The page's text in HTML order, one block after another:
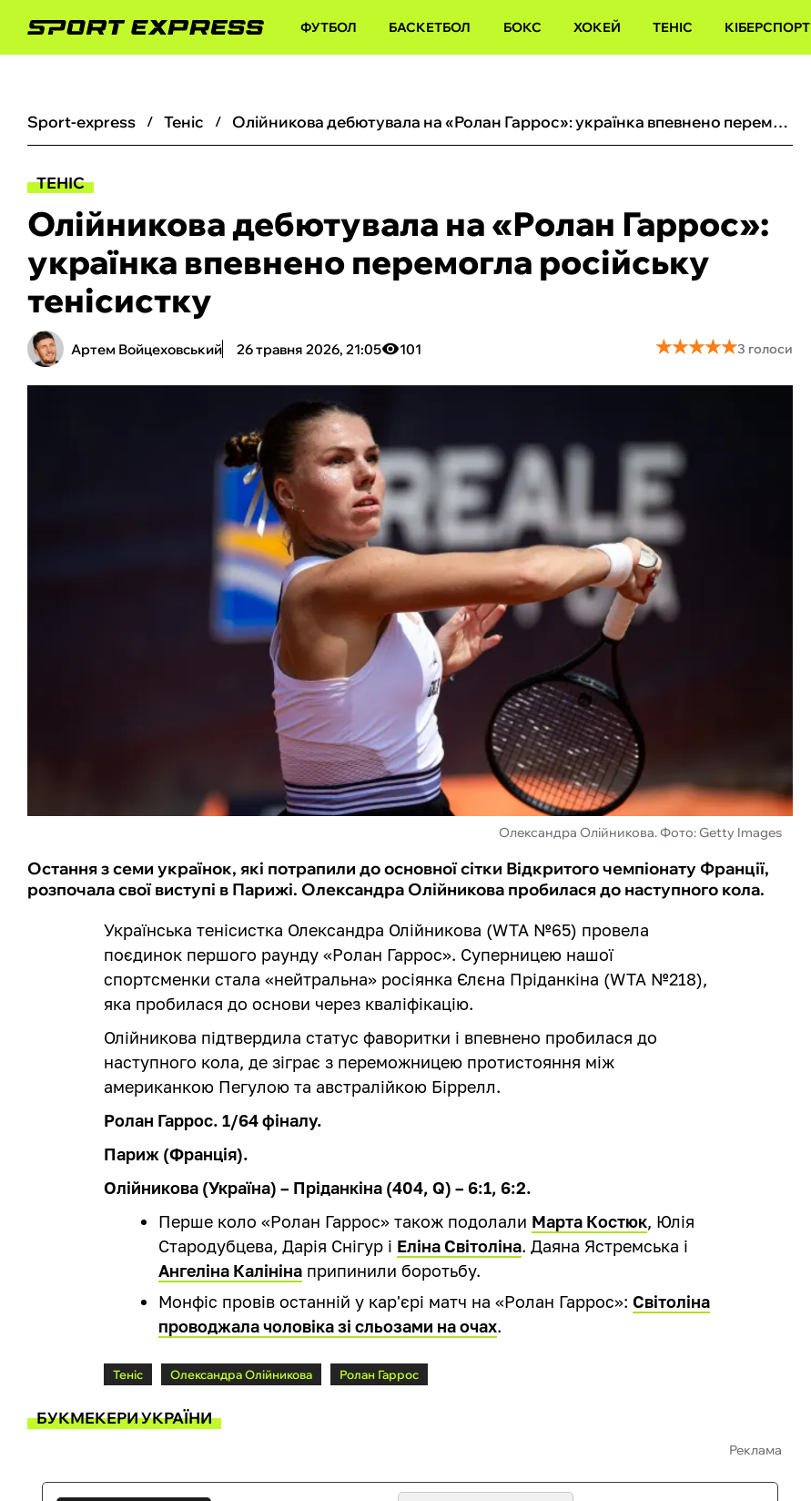
ФУТБОЛ БАСКЕТБОЛ БОКС ХОКЕЙ ТЕНІС КІБЕРСПОРТ
sport-express теніс Олійникова дебютувала на «Ролан Гаррос»: українка впевнено перемогла російську тенісистку
ТЕНІС
Олійникова дебютувала на «Ролан Гаррос»:
українка впевнено перемогла російську
тенісистку
Артем Войцеховський 26 травня 2026, 21:05 101 ★★★★★
★★★★★3 голоси
Олександра Олійникова. Фото: Getty Images
Остання з семи українок, які потрапили до основної сітки Відкритого чемпіонату Франції,
розпочала свої виступі в Парижі. Олександра Олійникова пробилася до наступного кола.
Українська тенісистка Олександра Олійникова (WTA №65) провела
поєдинок першого раунду «Ролан Гаррос». Суперницею нашої
спортсменки стала «нейтральна» росіянка Єлєна Пріданкіна (WTA №218),
яка пробилася до основи через кваліфікацію.
Олійникова підтвердила статус фаворитки і впевнено пробилася до
наступного кола, де зіграє з переможницею протистояння між
американкою Пегулою та австралійкою Біррелл.
Ролан Гаррос. 1/64 фіналу.
Париж (Франція).
Олійникова (Україна) – Пріданкіна (404, Q) – 6:1, 6:2.
Перше коло «Ролан Гаррос» також подолали Марта Костюк, Юлія
Стародубцева, Дарія Снігур і Еліна Світоліна. Даяна Ястремська і
Ангеліна Калініна припинили боротьбу.
Монфіс провів останній у кар'єрі матч на «Ролан Гаррос»: Світоліна
проводжала чоловіка зі сльозами на очах.
Теніс Олександра Олійникова Ролан Гаррос
БУКМЕКЕРИ УКРАЇНИ
Реклама